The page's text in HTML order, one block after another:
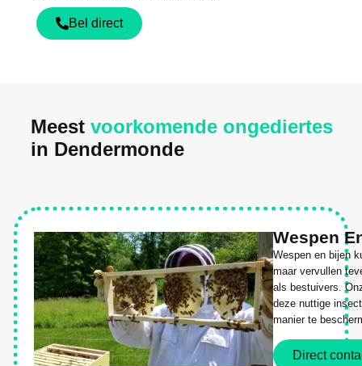
Bel direct
Meest voorkomende ongediertes
in Dendermonde
Wespen
Wespen en bijen
maar vervullen
als bestuivers.
deze nuttige
manier te
Direct